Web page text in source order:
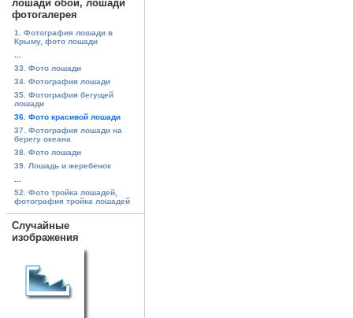
лошади обои, лошади
фотогалерея
1. Фотография лошади в
Крыму, фото лошади
33. Фото лошади
34. Фотография лошади
35. Фотография бегущей
лошади
36. Фото красивой лошади
37. Фотография лошади на
берегу океана
38. Фото лошади
39. Лошадь и жеребенок
52. Фото тройка лошадей,
фотография тройка лошадей
Случайные
изображения